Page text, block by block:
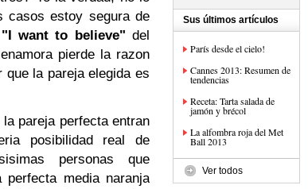
casos estoy segura de
"I want to believe" del
pierde la razon
que la pareja elegida es
pareja perfecta entran
posibilidad real de
personas que
perfecta media naranja
Sus últimos artículos
París desde el cielo!
Cannes 2013: Resumen de
tendencias
Receta: Tarta salada de
jamón y brécol
La alfombra roja del Met
Ball 2013
Ver todos